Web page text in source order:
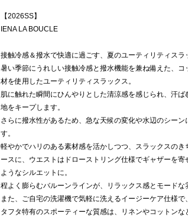
【2026SS】
IENA LA BOUCLE
接触冷感＆撥水で快適に過ごす、夏のユーティリティスラ
暑い季節にうれしい接触冷感と撥水機能を兼ね備えた、
材を使用したユーティリティスラックス。
肌に触れた瞬間にひんやりとした清涼感を感じられ、汗
地をキープします。
さらに撥水性があるため、急な天候の変化や水辺のシー
す。
軽やかでハリのある素材感を活かしつつ、スラックスの
ースに、ウエストはドローストリング仕様でギャザーを
ようなシルエットに。
程よく膨らむバルーンラインが、リラックス感とモードな
また、ご自宅の洗濯機で気軽に洗えるイージーケア仕様で
タフタ特有のスポーティーな質感は、リネンやコットンな